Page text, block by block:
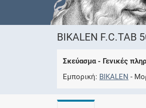
BIKALEN F.C.TAB
Σκεύασμα - Γενικές
Εμπορική BIKALEN